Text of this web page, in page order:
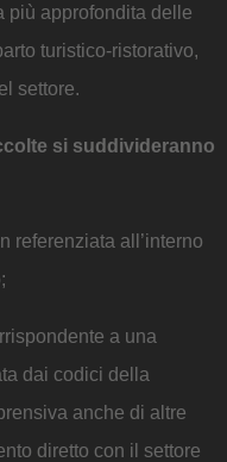
più approfondita delle
turistico-ristorativo,
settore.
si suddivideranno
referenziata all’interno
a una
dai codici della
anche di altre
diretto con il settore